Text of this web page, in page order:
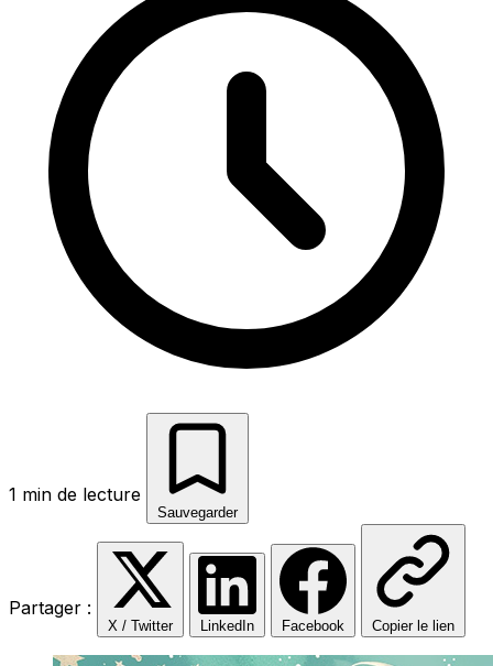
1 min de lecture
Sauvegarder
Partager :
X / Twitter LinkedIn Facebook Copier le lien